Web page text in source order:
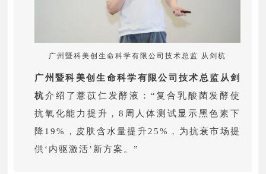
广州暨科美创生命科学有限公司技术总监 从剑杭
广州暨科美创生命科学有限公司技术总监从剑
杭介绍了薏苡仁发酵液：“复合乳酸菌发酵使
抗氧化能力提升，8周人体测试显示黑色素下
降19%，皮肤含水量提升25%，为抗衰市场提
供‘内驱激活’新方案。”